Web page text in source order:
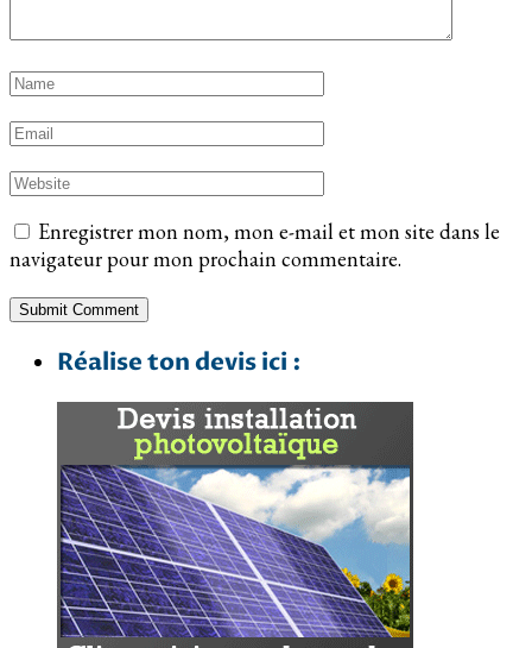
Enregistrer mon nom, mon e-mail et mon site dans le
navigateur pour mon prochain commentaire.
Réalise ton devis ici :